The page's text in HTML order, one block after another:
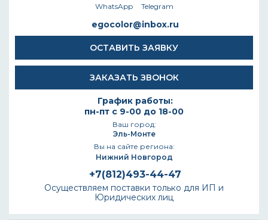
WhatsApp Telegram
egocolor@inbox.ru
ОСТАВИТЬ ЗАЯВКУ
ЗАКАЗАТЬ ЗВОНОК
График работы:
пн-пт с 9-00 до 18-00
Ваш город:
Эль-Монте
Вы на сайте региона:
Нижний Новгород
+7(812)493-44-47
Осуществляем поставки только для ИП и
Юридических лиц